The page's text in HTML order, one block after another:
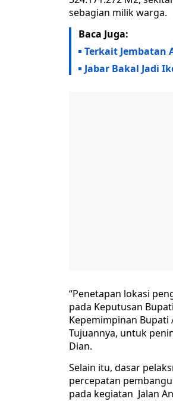
sebagian milik warga.
Baca Juga:
Terkait Jembatan
Jabar Bakal Jadi
“Penetapan lokasi
pada Keputusan
Kepemimpinan Bupati
Tujuannya, untuk
Dian.
Selain itu, dasar
percepatan
pada kegiatan Jalan